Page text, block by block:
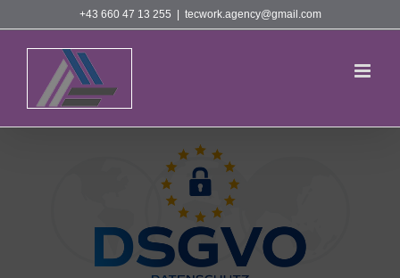
+43 660 47 13 255 tecwork.agency@gmail.com